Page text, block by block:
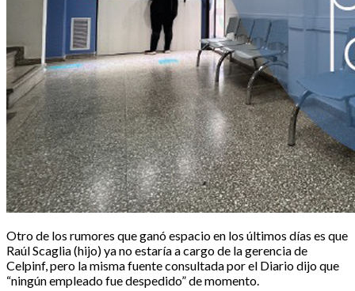
Otro de los rumores que ganó espacio en los últimos días es que
Raúl Scaglia (hijo) ya no estaría a cargo de la gerencia de
Celpinf, pero la misma fuente consultada por el Diario dijo que
“ningún empleado fue despedido” de momento.